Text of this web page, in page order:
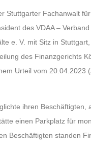
Stuttgarter Fachanwalt
des VDAA –
e. V. mit Sitz in
des Finanzgerichts
Urteil vom 20.04.2023
ihren Beschäftigten,
einen Parkplatz für
Beschäftigten standen